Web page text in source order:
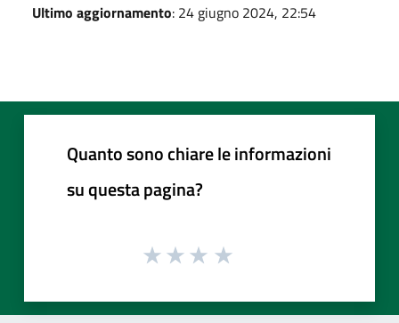
Ultimo aggiornamento: 24 giugno 2024, 22:54
Quanto sono chiare le informazioni
su questa pagina?